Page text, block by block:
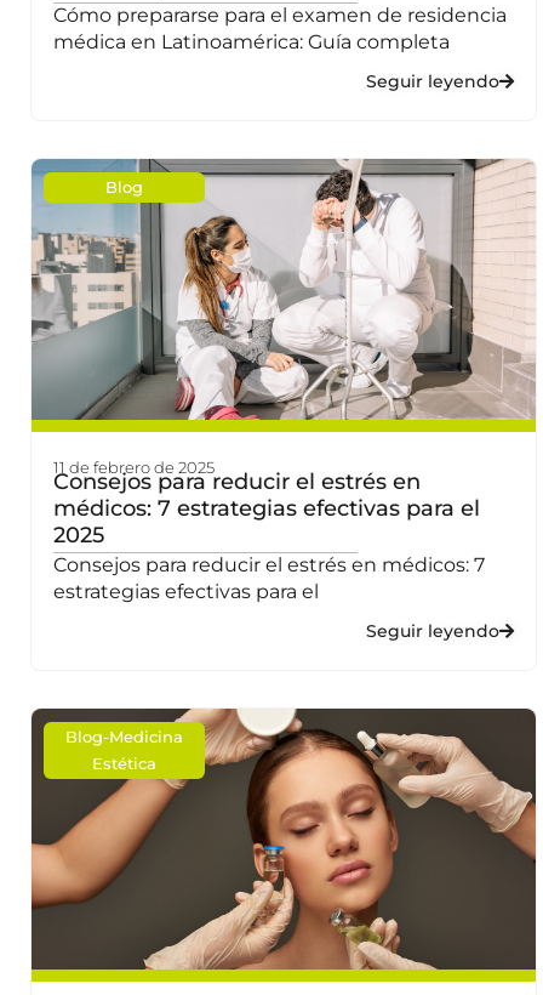
Cómo prepararse para el examen de residencia
médica en Latinoamérica: Guía completa
Seguir leyendo
Blog
11 de febrero de 2025
Consejos para reducir el estrés en
médicos: 7 estrategias efectivas para el
2025
Consejos para reducir el estrés en médicos: 7
estrategias efectivas para el
Seguir leyendo
Blog-Medicina
Estética